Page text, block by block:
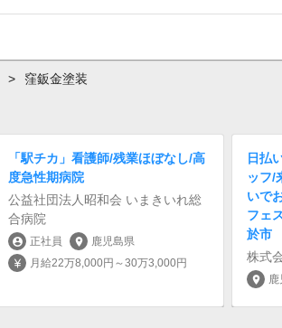
> 窪鈑金塗装
「駅チカ」看護師/残業ほぼなし/高
度急性期病院
公益社団法人昭和会 いまきいれ総
合病院
account_circle 正社員 location_on 鹿児島県
currency_yen 月給22万8,000円～30万3,000円
日払
ッフ/
いで
フェ
於市
株式
location_on 鹿